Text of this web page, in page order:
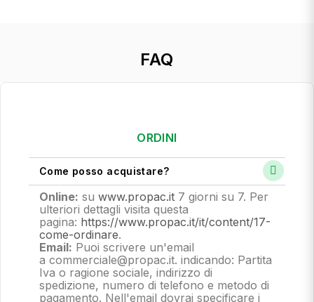
FAQ
ORDINI
Come posso acquistare?
Online: su www.propac.it 7 giorni su 7. Per
ulteriori dettagli visita questa
pagina: https://www.propac.it/it/content/17-
come-ordinare.
Email: Puoi scrivere un'email
a commerciale@propac.it. indicando: Partita
Iva o ragione sociale, indirizzo di
spedizione, numero di telefono e metodo di
pagamento. Nell'email dovrai specificare i